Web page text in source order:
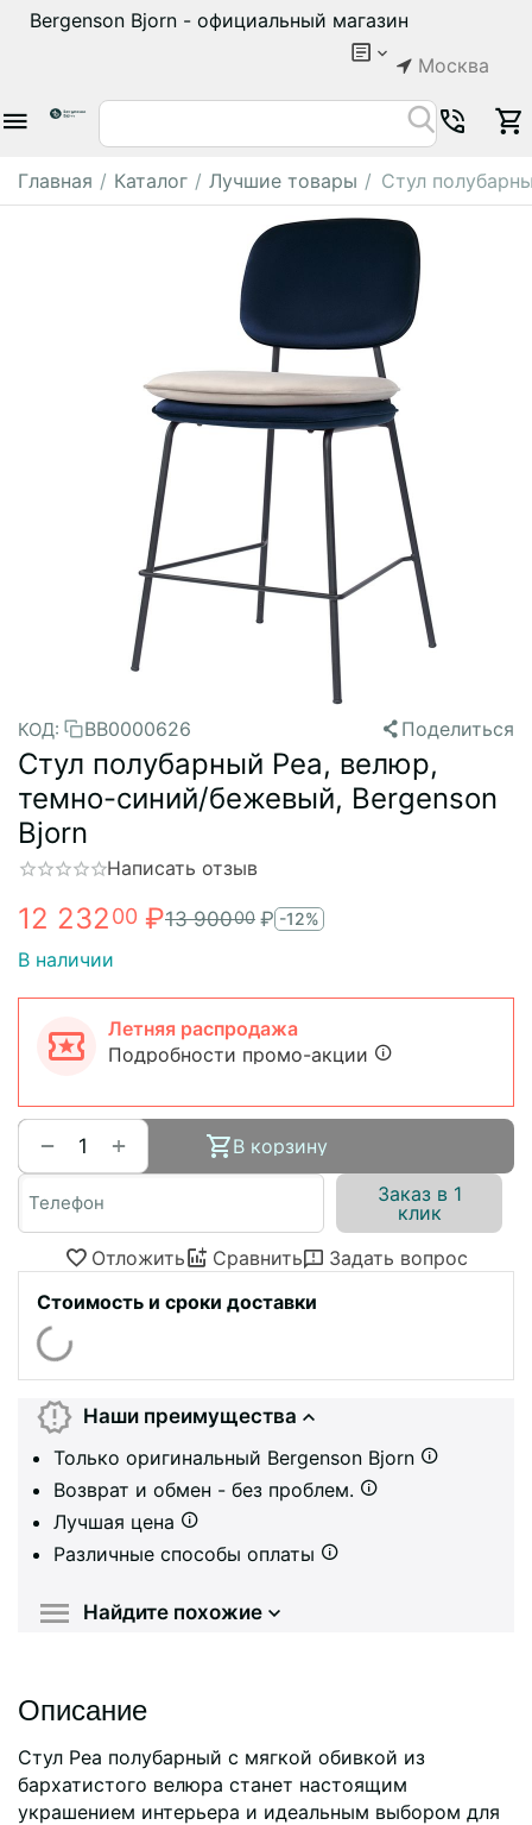
Bergenson Bjorn - официальный магазин
Москва
Главная / Каталог / Лучшие товары / Стул
КОД: BB0000626 Поделиться
Стул полубарный Pea, велюр,
темно-синий/бежевый, Bergenson
Bjorn
Написать отзыв
12 23200 ₽13 90000 ₽ -12%
В наличии
Летняя распродажа
Подробности промо-акции
+
−
В корзину
Заказ в 1
клик
Отложить
Сравнить
Задать вопрос
Стоимость и сроки доставки
Наши преимущества
Только оригинальный Bergenson Bjorn
Возврат и обмен - без проблем.
Лучшая цена
Различные способы оплаты
Найдите похожие
Описание
Стул Pea полубарный с мягкой обивкой из
бархатистого велюра станет настоящим
украшением интерьера и идеальным выбором для